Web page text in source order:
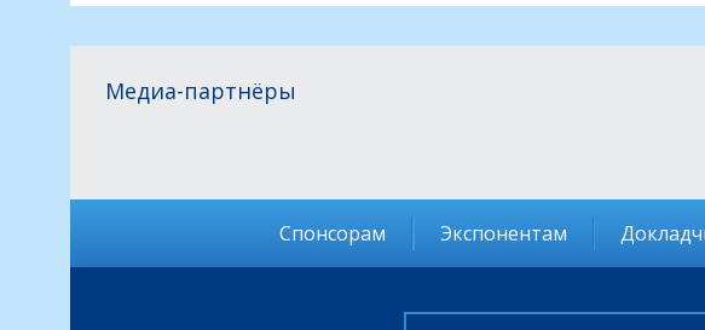
Медиа-партнёры
Спонсорам Экспонентам